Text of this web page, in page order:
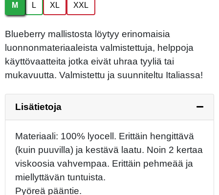
M
L XL XXL
Blueberry mallistosta löytyy erinomaisia
luonnonmateriaaleista valmistettuja, helppoja
käyttövaatteita jotka eivät uhraa tyyliä tai
mukavuutta. Valmistettu ja suunniteltu Italiassa!
Lisätietoja
Materiaali: 100% lyocell. Erittäin hengittävä
(kuin puuvilla) ja kestävä laatu. Noin 2 kertaa
viskoosia vahvempaa. Erittäin pehmeää ja
miellyttävän tuntuista.
Pyöreä pääntie.